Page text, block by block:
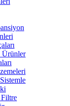
Ürünler